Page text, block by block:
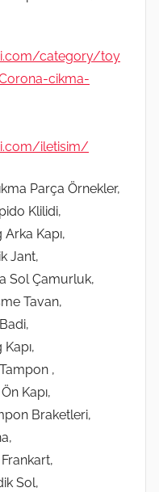
category/toy
cikma-
iletisim/
Parça Örnekler,
Klilidi,
Kapı,
Jant,
Sol Çamurluk,
Tavan,
,
Kapı,
Braketleri,
Sol,